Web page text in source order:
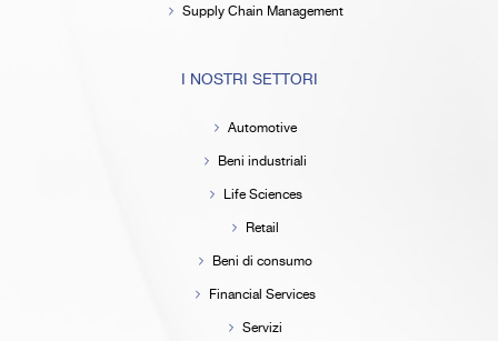
Supply Chain Management
I NOSTRI SETTORI
Automotive
Beni industriali
Life Sciences
Retail
Beni di consumo
Financial Services
Servizi